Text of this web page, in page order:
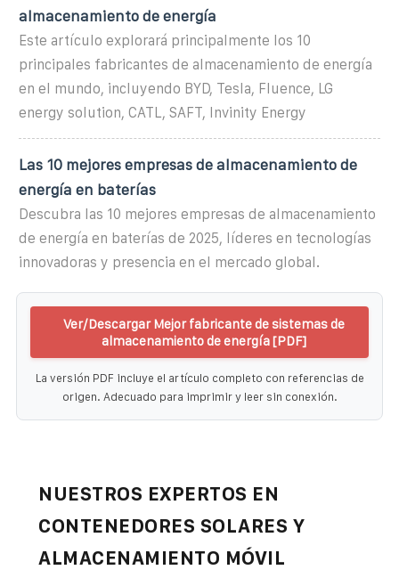
almacenamiento de energía
Este artículo explorará principalmente los 10
principales fabricantes de almacenamiento de energía
en el mundo, incluyendo BYD, Tesla, Fluence, LG
energy solution, CATL, SAFT, Invinity Energy
Las 10 mejores empresas de almacenamiento de
energía en baterías
Descubra las 10 mejores empresas de almacenamiento
de energía en baterías de 2025, líderes en tecnologías
innovadoras y presencia en el mercado global.
Ver/Descargar Mejor fabricante de sistemas de
almacenamiento de energía [PDF]
La versión PDF incluye el artículo completo con referencias de
origen. Adecuado para imprimir y leer sin conexión.
NUESTROS EXPERTOS EN
CONTENEDORES SOLARES Y
ALMACENAMIENTO MÓVIL